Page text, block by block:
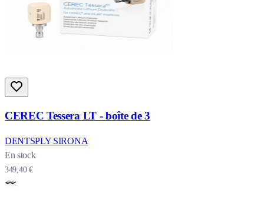
CEREC Tessera LT - boîte de 3
DENTSPLY SIRONA
En stock
349,40 €